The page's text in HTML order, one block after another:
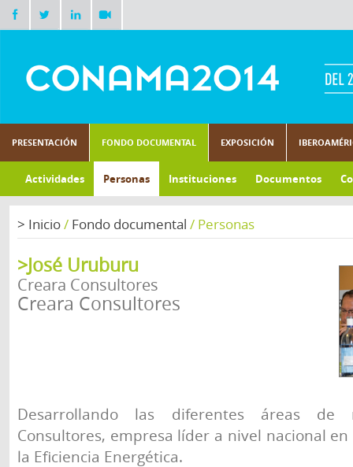
PRESENTACIÓN FONDO DOCUMENTAL EXPOSICIÓN
Actividades Personas Instituciones Documentos
> Inicio/ Fondo documental / Personas
>José Uruburu
Creara Consultores
Creara Consultores
Desarrollando las diferentes áreas de
Consultores, empresa líder a nivel nacional
la Eficiencia Energética.